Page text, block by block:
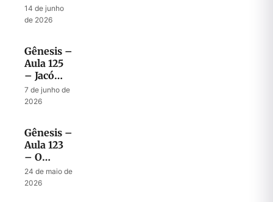
modelo
de bênção
geração
14 de junho
de 2026
Gênesis –
Aula 125
– Jacó
revela
seus
José
7 de junho de
2026
Gênesis –
Aula 123
– O
desafio
de ser
24 de maio de
2026